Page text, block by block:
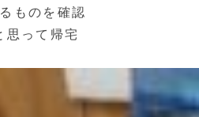
ものを確認
思って帰宅